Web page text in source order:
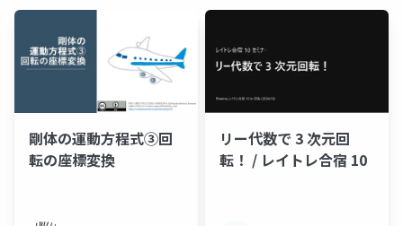
剛体の運動方程式③回
転の座標変換
リー代数で 3 次元回
転！ / レイトレ合宿 10